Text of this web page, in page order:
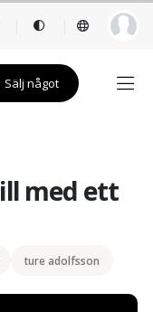
Sälj något
med ett
ture adolfsson